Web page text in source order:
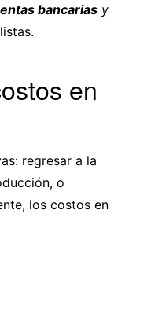
bancarias y
en
regresar a la
o
los costos en